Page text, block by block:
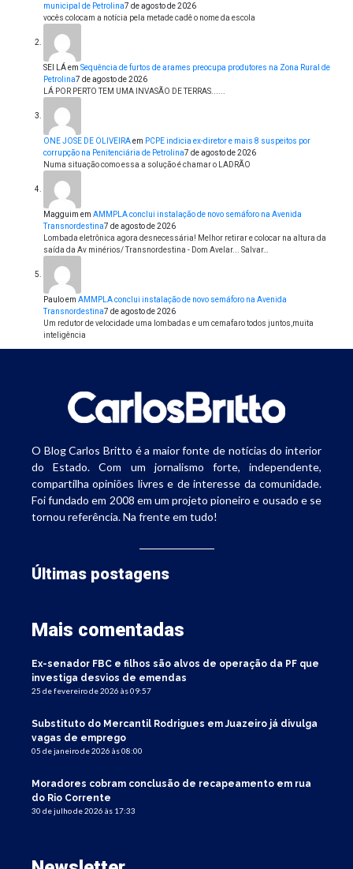
municipal de Petrolina7 de agosto de 2026
vocês colocam a notícia pela metade cadê o nome da escola
SEI LÁem Sequência de furtos de arames preocupa produtores na Zona Rural de
Petrolina7 de agosto de 2026
LÁ POR PERTO TEM UMA INVASÃO DE TERRAS......
ONE JOSE DE OLIVEIRAem PCPE indicia ex-diretor e mais 8 suspeitos por
corrupção na Penitenciária de Petrolina7 de agosto de 2026
Numa situação como essa a solução é chamar o LADRÃO
Magguim em AMMPLA conclui instalação de novo semáforo na Avenida
Transnordestina7 de agosto de 2026
Lombada eletrônica agora desnecessária! Melhor retirar e colocar na altura da
saída da Av minérios/ Transnordestina - Dom Avelar... Salvar…
Pauloem AMMPLA conclui instalação de novo semáforo na Avenida
Transnordestina7 de agosto de 2026
Um redutor de velocidade uma lombadas e um cemafaro todos juntos,muita
inteligência
O Blog Carlos Britto é a maior fonte de notícias do interior
do Estado. Com um jornalismo forte, independente,
compartilha opiniões livres e de interesse da comunidade.
Foi fundado em 2008 em um projeto pioneiro e ousado e se
tornou referência. Na frente em tudo!
Últimas postagens
Mais comentadas
Ex-senador FBC e filhos são alvos de operação da PF que
investiga desvios de emendas
25 de fevereiro de 2026 às 09:57
Substituto do Mercantil Rodrigues em Juazeiro já divulga
vagas de emprego
05 de janeiro de 2026 às 08:00
Moradores cobram conclusão de recapeamento em rua
do Rio Corrente
30 de julho de 2026 às 17:33